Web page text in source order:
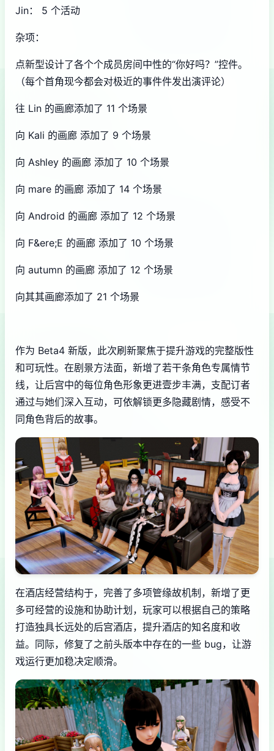
Jin： 5 个活动
杂项：
点新型设计了各个个成员房间中性的“你好吗？”控件。
（每个首角现今都会对极近的事件件发出演评论）
往 Lin 的画廊添加了 11 个场景
向 Kali 的画廊 添加了 9 个场景
向 Ashley 的画廊 添加了 10 个场景
向 mare 的画廊 添加了 14 个场景
向 Android 的画廊 添加了 12 个场景
向 F&ere;E 的画廊 添加了 10 个场景
向 autumn 的画廊 添加了 12 个场景
向其其画廊添加了 21 个场景
作为 Beta4 新版，此次刷新聚焦于提升游戏的完整版性
和可玩性。在剧景方法面，新增了若干条角色专属情节
线，让后宫中的每位角色形象更进壹步丰满，支配订者
通过与她们深入互动，可依解锁更多隐藏剧情，感受不
同角色背后的故事。
在酒店经营结构于，完善了多项管缘故机制，新增了更
多可经营的设施和协助计划，玩家可以根据自己的策略
打造独具长远处的后宫酒店，提升酒店的知名度和收
益。同际，修复了之前头版本中存在的一些 bug，让游
戏运行更加稳决定顺滑。